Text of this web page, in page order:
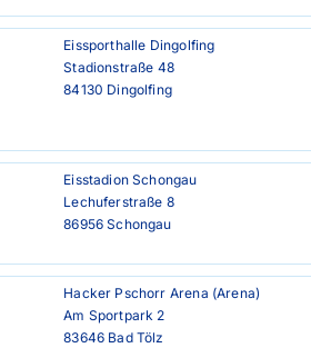
Eissporthalle Dingolfing
Stadionstraße 48
84130 Dingolfing
Eisstadion Schongau
Lechuferstraße 8
86956 Schongau
Hacker Pschorr Arena (Arena)
Am Sportpark 2
83646 Bad Tölz